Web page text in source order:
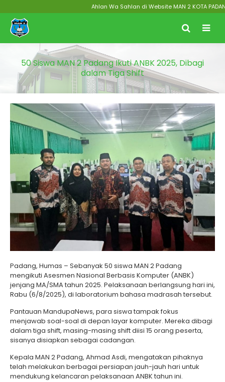
Ahlan Wa Sahlan di Website MAN 2 KOTA
50 Siswa MAN 2 Padang Ikuti ANBK 2025, Dibagi
dalam Tiga Shift
Padang, Humas – Sebanyak 50 siswa MAN 2 Padang
mengikuti Asesmen Nasional Berbasis Komputer (ANBK)
jenjang MA/SMA tahun 2025. Pelaksanaan berlangsung hari ini,
Rabu (6/8/2025), di laboratorium bahasa madrasah tersebut.
Pantauan MandupaNews, para siswa tampak fokus
menjawab soal-soal di depan layar komputer. Mereka dibagi
dalam tiga shift, masing-masing shift diisi 15 orang peserta,
sisanya disiapkan sebagai cadangan.
Kepala MAN 2 Padang, Ahmad Asdi, mengatakan pihaknya
telah melakukan berbagai persiapan jauh-jauh hari untuk
mendukung kelancaran pelaksanaan ANBK tahun ini.